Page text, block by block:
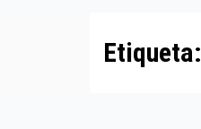
Etiqueta: